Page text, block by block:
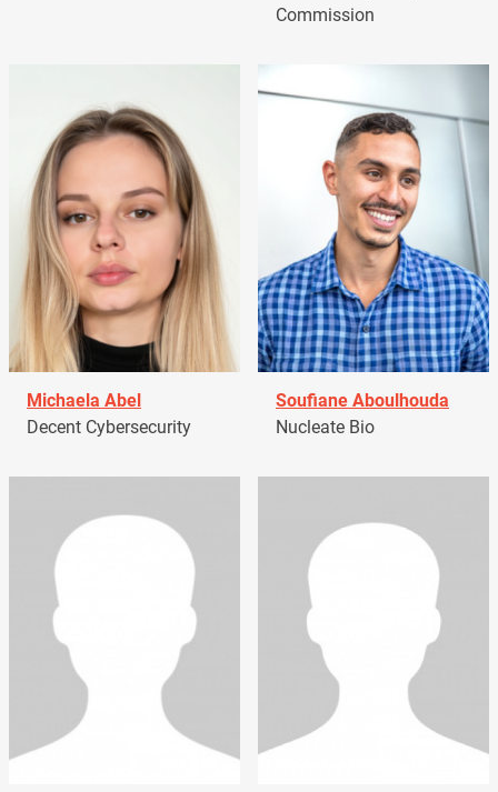
Commission
Michaela Abel
Decent Cybersecurity
Soufiane Aboulhouda
Nucleate Bio